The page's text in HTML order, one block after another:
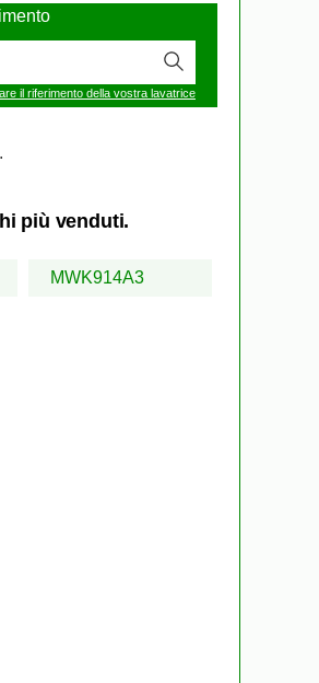
il riferimento della vostra lavatrice
.
più venduti.
MWK914A3